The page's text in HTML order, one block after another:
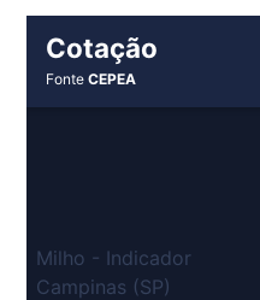
Cotação
FonteCEPEA
Milho - Indicador
Campinas (SP)